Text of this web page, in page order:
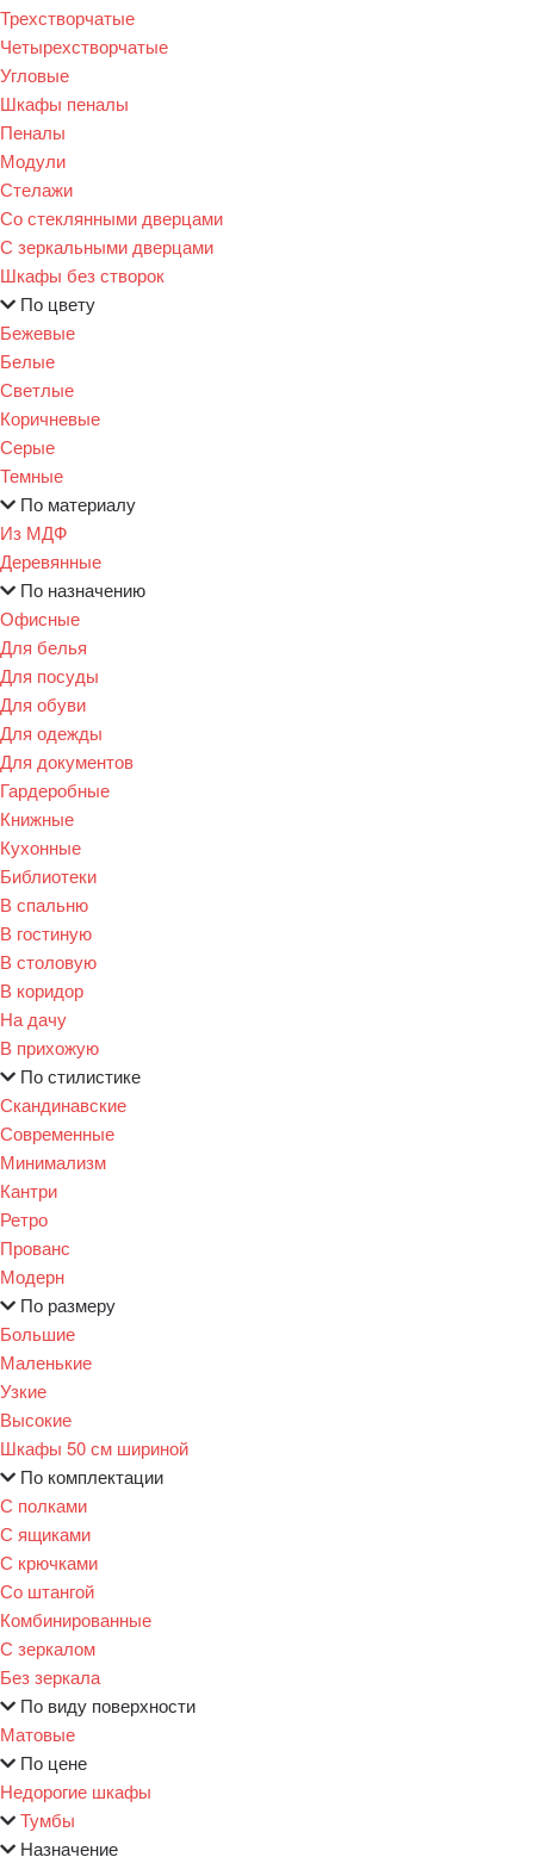
Трехстворчатые
Четырехстворчатые
Угловые
Шкафы пеналы
Пеналы
Модули
Стелажи
Со стеклянными дверцами
С зеркальными дверцами
Шкафы без створок
По цвету
Бежевые
Белые
Светлые
Коричневые
Серые
Темные
По материалу
Из МДФ
Деревянные
По назначению
Офисные
Для белья
Для посуды
Для обуви
Для одежды
Для документов
Гардеробные
Книжные
Кухонные
Библиотеки
В спальню
В гостиную
В столовую
В коридор
На дачу
В прихожую
По стилистике
Скандинавские
Современные
Минимализм
Кантри
Ретро
Прованс
Модерн
По размеру
Большие
Маленькие
Узкие
Высокие
Шкафы 50 см шириной
По комплектации
С полками
С ящиками
С крючками
Со штангой
Комбинированные
С зеркалом
Без зеркала
По виду поверхности
Матовые
По цене
Недорогие шкафы
Тумбы
Назначение